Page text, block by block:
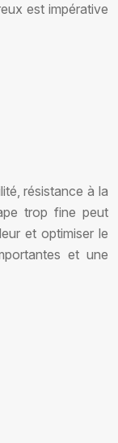
est impérative
résistance à la
trop fine peut
et optimiser le
et une